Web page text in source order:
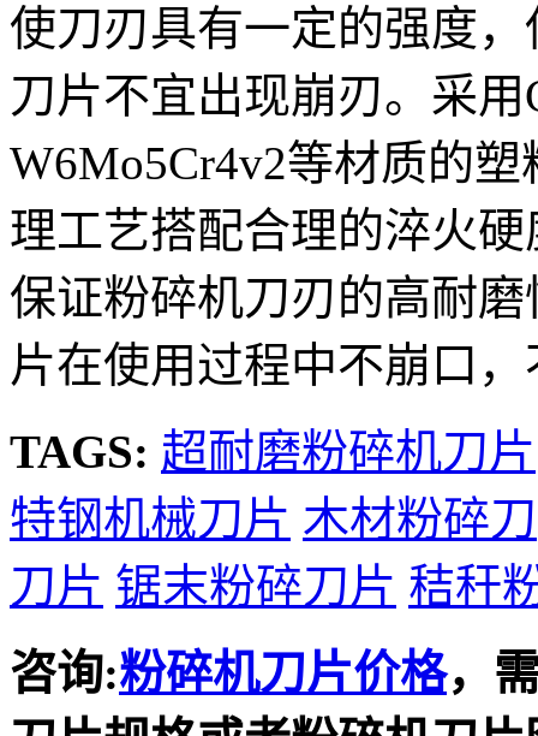
使刀刃具有一定的强度
刀片不宜出现崩刃。采
W6Mo5Cr4v2等材质的
理工艺搭配合理的淬火
保证粉碎机刀刃的高耐
片在使用过程中不崩口
TAGS: 超耐磨粉碎机刀片
特钢机械刀片 木材粉碎刀
刀片 锯末粉碎刀片 秸秆
咨询:粉碎机刀片价格，